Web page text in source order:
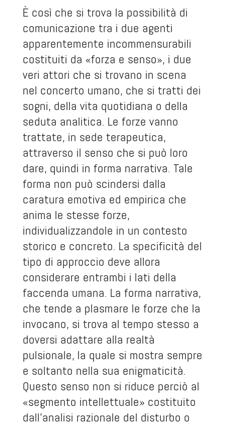
È così che si trova la possibilità di
comunicazione tra i due agenti
apparentemente incommensurabili
costituiti da «forza e senso», i due
veri attori che si trovano in scena
nel concerto umano, che si tratti dei
sogni, della vita quotidiana o della
seduta analitica. Le forze vanno
trattate, in sede terapeutica,
attraverso il senso che si può loro
dare, quindi in forma narrativa. Tale
forma non può scindersi dalla
caratura emotiva ed empirica che
anima le stesse forze,
individualizzandole in un contesto
storico e concreto. La specificità del
tipo di approccio deve allora
considerare entrambi i lati della
faccenda umana. La forma narrativa,
che tende a plasmare le forze che la
invocano, si trova al tempo stesso a
doversi adattare alla realtà
pulsionale, la quale si mostra sempre
e soltanto nella sua enigmaticità.
Questo senso non si riduce perciò al
«segmento intellettuale» costituito
dall’analisi razionale del disturbo o